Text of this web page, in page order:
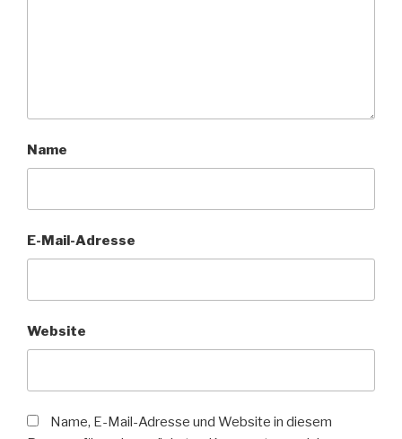
Name
E-Mail-Adresse
Website
Name, E-Mail-Adresse und Website in diesem